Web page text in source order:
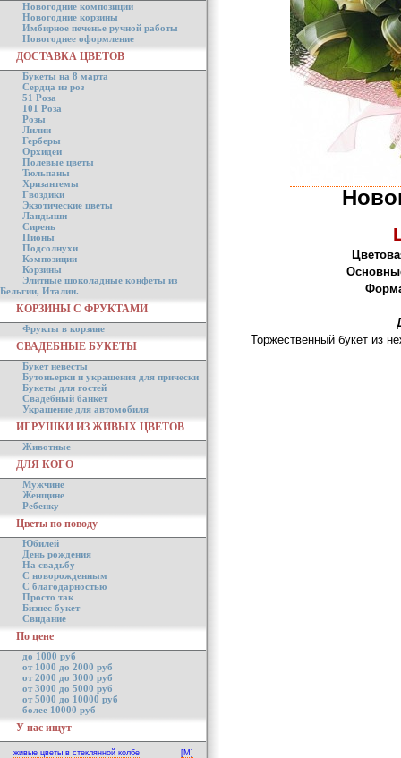
Новогодние композиции
Новогодние корзины
Имбирное печенье ручной работы
Новогоднее оформление
ДОСТАВКА ЦВЕТОВ
Букеты на 8 марта
Сердца из роз
51 Роза
101 Роза
Розы
Лилии
Герберы
Орхидеи
Полевые цветы
Тюльпаны
Хризантемы
Гвоздики
Экзотические цветы
Ландыши
Сирень
Пионы
Подсолнухи
Композиции
Корзины
Элитные шоколадные конфеты из
Бельгии, Италии.
КОРЗИНЫ С ФРУКТАМИ
Фрукты в корзине
СВАДЕБНЫЕ БУКЕТЫ
Букет невесты
Бутоньерки и украшения для прически
Букеты для гостей
Свадебный банкет
Украшение для автомобиля
ИГРУШКИ ИЗ ЖИВЫХ ЦВЕТОВ
Животные
ДЛЯ КОГО
Мужчине
Женщине
Ребенку
Цветы по поводу
Юбилей
День рождения
На свадьбу
С новорожденным
С благодарностью
Просто так
Бизнес букет
Свидание
По цене
до 1000 руб
от 1000 до 2000 руб
от 2000 до 3000 руб
от 3000 до 5000 руб
от 5000 до 10000 руб
более 10000 руб
У нас ищут
живые цветы в стеклянной колбе
[M]
Торжественный букет из